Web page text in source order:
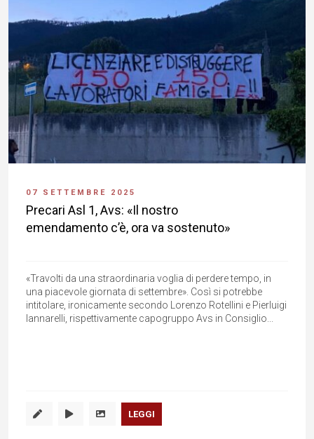
07 SETTEMBRE 2025
Precari Asl 1, Avs: «Il nostro
emendamento c’è, ora va sostenuto»
«Travolti da una straordinaria voglia di perdere tempo, in
una piacevole giornata di settembre». Così si potrebbe
intitolare, ironicamente secondo Lorenzo Rotellini e Pierluigi
Iannarelli, rispettivamente capogruppo Avs in Consiglio...
LEGGI